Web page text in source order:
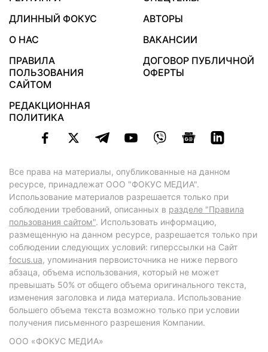
ДЛИННЫЙ ФОКУС
АВТОРЫ
О НАС
ВАКАНСИИ
ПРАВИЛА
ПОЛЬЗОВАНИЯ
САЙТОМ
ДОГОВОР ПУБЛИЧНОЙ
ОФЕРТЫ
РЕДАКЦИОННАЯ
ПОЛИТИКА
Все права на материалы, опубликованные на данном
ресурсе, принадлежат ООО "ФОКУС МЕДИА".
Использование материалов разрешается только при
соблюдении требований, описанных в разделе "Правила
пользования сайтом". Использовать информацию,
размещенную на данном ресурсе, разрешается только при
соблюдении следующих условий: гиперссылки на Сайт
focus.ua, упоминания первоисточника не ниже первого
абзаца, объема использования, который не может
превышать 50% от общего объема оригинального текста,
изменения заголовка и лида материала. Использование
большего объема текста возможно только при условии
получения письменного разрешения Компании.
ООО «ФОКУС МЕДИА»